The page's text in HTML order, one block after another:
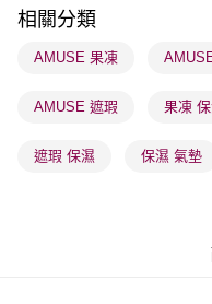
順豐站及營業點 - 確認發貨
物流公司進行物流配送
相關分類
AMUSE 果凍
AMUSE 遮瑕 果凍
遮瑕 保濕 保濕 氣墊